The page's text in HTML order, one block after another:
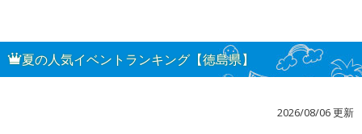
夏の人気イベントランキング【徳島県】
2026/08/06 更新